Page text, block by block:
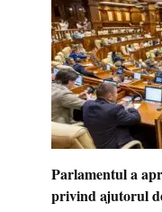
Parlamentul a
privind ajutorul